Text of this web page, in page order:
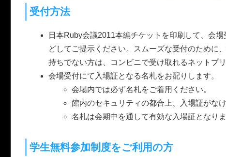
受付方法
日本Ruby会議2011本編チケットを印刷して、会
どしてご提示ください。スムーズな受付のために
持ちでない方は、コンビニで受け取れるネットプ
会場受付にて入場証となる名札をお配りします。
会場内では必ず名札をご着用ください。
館内のセキュリティの都合上、入場証がな
名札は会期中を通して有効な入場証となり
学生無料参加制度をご利用の方